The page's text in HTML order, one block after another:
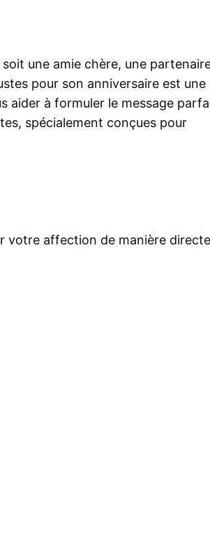
soit une amie chère, une
pour son anniversaire est une
aider à formuler le message
spécialement conçues pour
votre affection de manière directe